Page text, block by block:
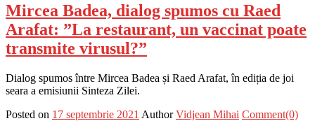
Mircea Badea, dialog spumos cu Raed
Arafat: ”La restaurant, un vaccinat poate
transmite virusul?”
Dialog spumos între Mircea Badea și Raed Arafat, în ediția de joi
seara a emisiunii Sinteza Zilei.
Posted on 17 septembrie 2021 Author Vidjean Mihai Comment(0)